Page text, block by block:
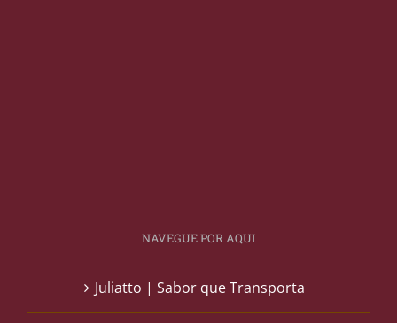
NAVEGUE POR AQUI
Juliatto | Sabor que Transporta